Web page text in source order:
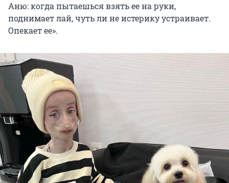
Аню: когда пытаешься взять ее на руки,
поднимает лай, чуть ли не истерику устраивает.
Опекает ее».